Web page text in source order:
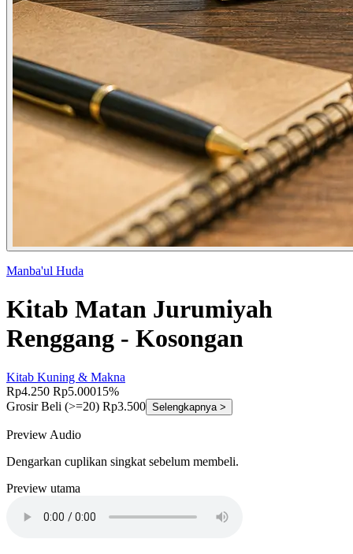
Manba'ul Huda
Kitab Matan Jurumiyah
Renggang - Kosongan
Kitab Kuning & Makna
Rp4.250 Rp5.00015%
GrosirBeli (>=20) Rp3.500 Selengkapnya >
Preview Audio
Dengarkan cuplikan singkat sebelum membeli.
Preview utama